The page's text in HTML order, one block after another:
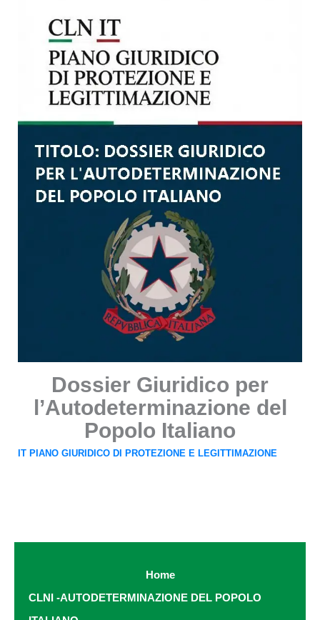
Dossier Giuridico per
l’Autodeterminazione del
Popolo Italiano
IT PIANO GIURIDICO DI PROTEZIONE E LEGITTIMAZIONE
Home
CLNI -AUTODETERMINAZIONE DEL POPOLO